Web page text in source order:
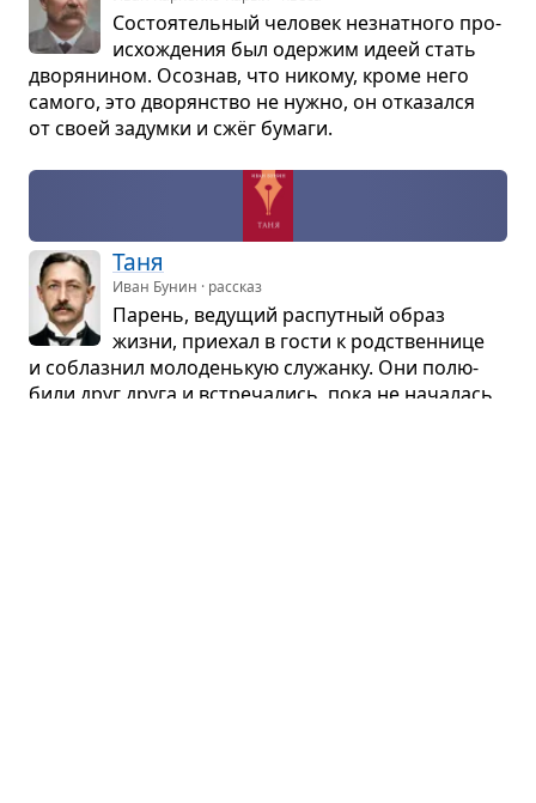
Состо­я­тель­ный чело­век незнат­ного про­
ис­хо­жде­ния был одер­жим идеей стать
дво­ря­ни­ном. Осо­знав, что никому, кроме него
самого, это дво­рян­ство не нужно, он отка­зался
от своей задумки и сжёг бумаги.
Таня
Иван Бунин · рассказ
Парень, веду­щий рас­пут­ный образ
жизни, при­е­хал в гости к род­ствен­нице
и соблаз­нил моло­день­кую слу­жанку. Они полю­
били друг друга и встре­ча­лись, пока не нача­лась